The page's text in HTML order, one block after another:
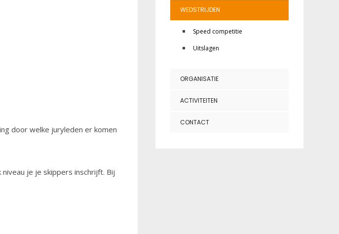
door welke juryleden er komen
je je skippers inschrijft. Bij
WEDSTRIJDEN
Speed competitie
Uitslagen
ORGANISATIE
ACTIVITEITEN
CONTACT